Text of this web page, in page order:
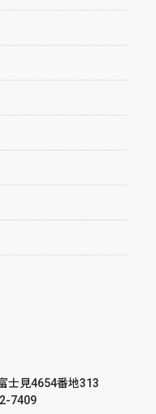
士見4654番地313
7409